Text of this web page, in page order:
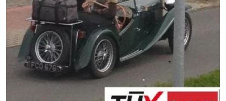
Westende
breakfasts)
Hotels
Vakantiehuizen
Nieuwpoort